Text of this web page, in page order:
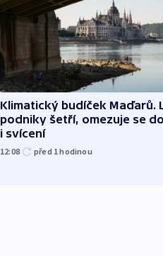
Klimatický budíček Maďarů.
podniky šetří, omezuje se
i svícení
12:08 před 1hodinou